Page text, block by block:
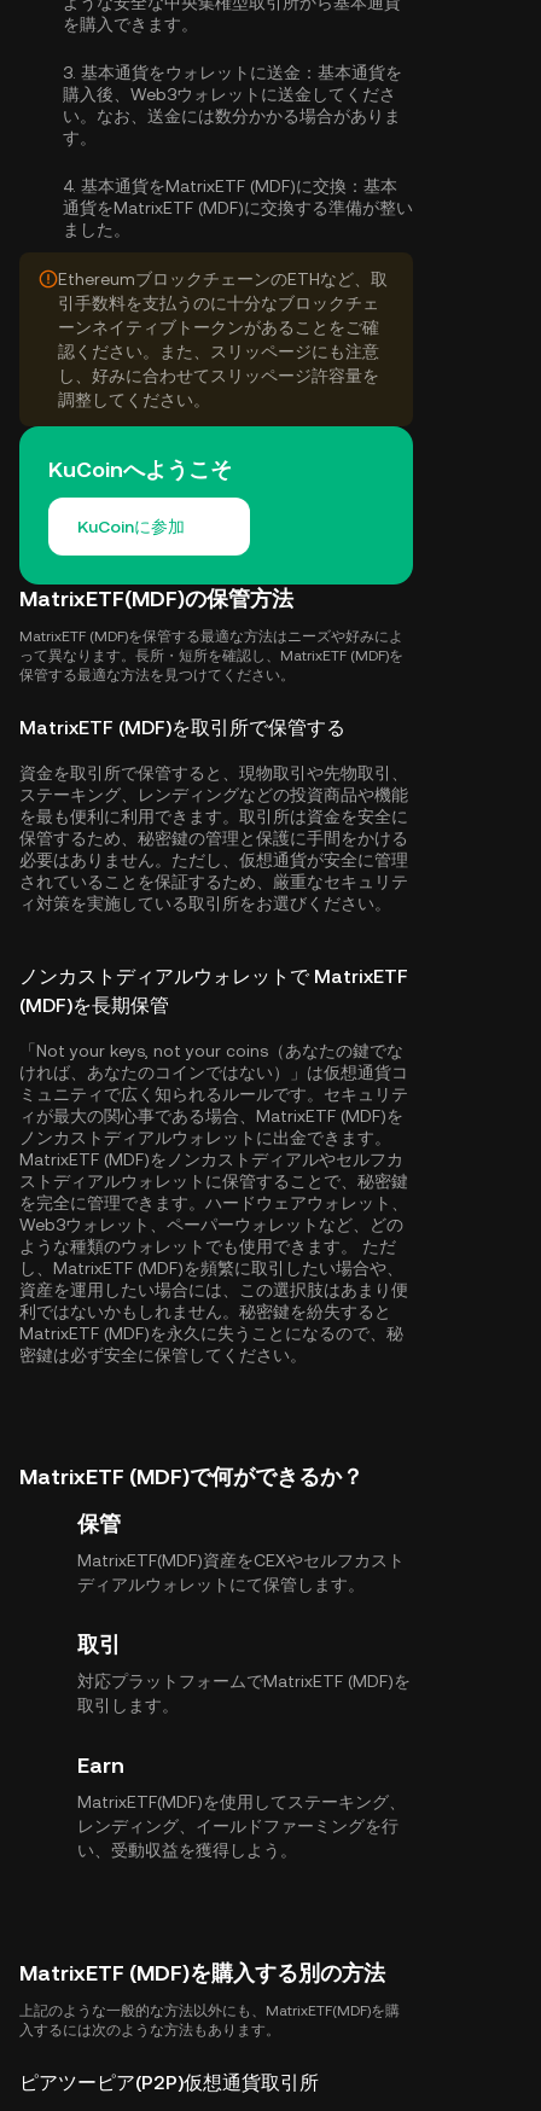
を購入 できます。
3. 基本通貨をウォレットに送金： 基本通貨を
購入後、Web3ウォレットに送金してくださ
い。なお、送金には数分かかる場合がありま
す。
4. 基本通貨をMatrixETF (MDF)に交換： 基本
通貨をMatrixETF (MDF)に交換する準備が整い
ました。
EthereumブロックチェーンのETHなど、取
引手数料を支払うのに十分なブロックチェ
ーンネイティブトークンがあることをご確
認ください。また、スリッページにも注意
し、好みに合わせてスリッページ許容量を
調整してください。
KuCoinへようこそ
KuCoinに参加
MatrixETF(MDF)の保管方法
MatrixETF (MDF)を保管する最適な方法はニーズや好みによ
って異なります。長所・短所を確認し、MatrixETF (MDF)を
保管する最適な方法を見つけてください。
MatrixETF (MDF)を取引所で保管する
資金を取引所で保管すると、現物取引や先物取引、
ステーキング、レンディングなどの投資商品や機能
を最も便利に利用できます。取引所は資金を安全に
保管するため、秘密鍵の管理と保護に手間をかける
必要はありません。ただし、仮想通貨が安全に管理
されていることを保証するため、厳重なセキュリテ
ィ対策を実施している取引所をお選びください。
ノンカストディアルウォレットで MatrixETF
(MDF)を長期保管
「Not your keys, not your coins（あなたの鍵でな
ければ、あなたのコインではない）」は仮想通貨コ
ミュニティで広く知られるルールです。セキュリテ
ィが最大の関心事である場合、MatrixETF (MDF)を
ノンカストディアルウォレットに出金できます。
MatrixETF (MDF)をノンカストディアルやセルフカ
ストディアルウォレットに保管することで、秘密鍵
を完全に管理できます。ハードウェアウォレット、
Web3ウォレット、ペーパーウォレットなど、どの
ような種類のウォレットでも使用できます。 ただ
し、MatrixETF (MDF)を頻繁に取引したい場合や、
資産を運用したい場合には、この選択肢はあまり便
利ではないかもしれません。秘密鍵を紛失すると
MatrixETF (MDF)を永久に失うことになるので、秘
密鍵は必ず安全に保管してください。
MatrixETF (MDF)で何ができるか？
保管
MatrixETF(MDF)資産をCEXやセルフカスト
ディアルウォレットにて保管します。
取引
対応プラットフォームでMatrixETF (MDF)を
取引します。
Earn
MatrixETF(MDF)を使用してステーキング、
レンディング、イールドファーミングを行
い、受動収益を獲得しよう。
MatrixETF (MDF)を購入する別の方法
上記のような一般的な方法以外にも、MatrixETF(MDF)を購
入するには次のような方法もあります。
ピアツーピア(P2P)仮想通貨取引所